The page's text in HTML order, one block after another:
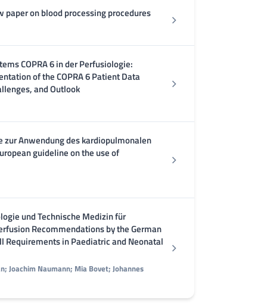
on blood processing procedures
COPRA 6 in der Perfusiologie:
of the COPRA 6 Patient Data
and Outlook
zur Anwendung des kardiopulmonalen
guideline on the use of
und Technische Medizin für
Recommendations by the German
Requirements in Paediatric and Neonatal
Joachim Naumann; Mia Bovet; Johannes